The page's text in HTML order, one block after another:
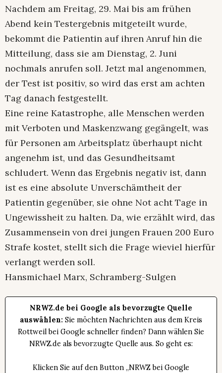
Nachdem am Freitag, 29. Mai bis am frühen
Abend kein Testergebnis mitgeteilt wurde,
bekommt die Patientin auf ihren Anruf hin die
Mitteilung, dass sie am Dienstag, 2. Juni
nochmals anrufen soll. Jetzt mal angenommen,
der Test ist positiv, so wird das erst am achten
Tag danach festgestellt.
Eine reine Katastrophe, alle Menschen werden
mit Verboten und Maskenzwang gegängelt, was
für Personen am Arbeitsplatz überhaupt nicht
angenehm ist, und das Gesundheitsamt
schludert. Wenn das Ergebnis negativ ist, dann
ist es eine absolute Unverschämtheit der
Patientin gegenüber, sie ohne Not acht Tage in
Ungewissheit zu halten. Da, wie erzählt wird, das
Zusammensein von drei jungen Frauen 200 Euro
Strafe kostet, stellt sich die Frage wieviel hierfür
verlangt werden soll.
Hansmichael Marx, Schramberg-Sulgen
NRWZ.de bei Google als bevorzugte Quelle
auswählen: Sie möchten Nachrichten aus dem Kreis
Rottweil bei Google schneller finden? Dann wählen Sie
NRWZ.de als bevorzugte Quelle aus. So geht es:
Klicken Sie auf den Button „NRWZ bei Google